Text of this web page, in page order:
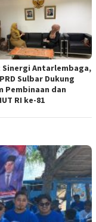
Sinergi Antarlembaga,
Sulbar Dukung
Pembinaan dan
RI ke-81